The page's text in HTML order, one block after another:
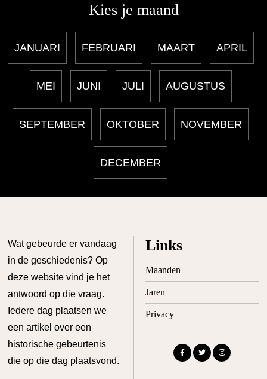
Kies je maand
JANUARI FEBRUARI MAART APRIL
MEI JUNI JULI AUGUSTUS
SEPTEMBER OKTOBER NOVEMBER
DECEMBER
Wat gebeurde er vandaag
in de geschiedenis? Op
deze website vind je het
antwoord op die vraag.
Iedere dag plaatsen we
een artikel over een
historische gebeurtenis
die op die dag plaatsvond.
Links
Maanden
Jaren
Privacy